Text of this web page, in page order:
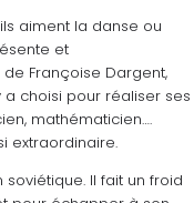
aiment la danse ou
et
Françoise Dargent,
choisi pour réaliser ses
mathématicien….
extraordinaire.
soviétique. Il fait un froid